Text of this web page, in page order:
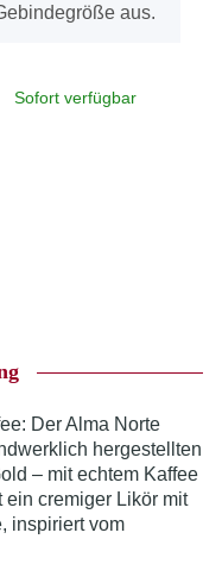
aus.
Sofort verfügbar
Der Alma Norte
hergestellten
– mit echtem Kaffee
ein cremiger Likör mit
inspiriert vom